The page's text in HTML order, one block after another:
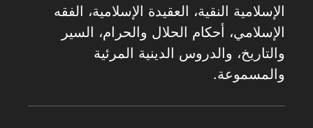
الإسلامية النقية، العقيدة الإسلامية، الفقه
الإسلامي، أحكام الحلال والحرام، السير
والتاريخ، والدروس الدينية المرئية
والمسموعة.